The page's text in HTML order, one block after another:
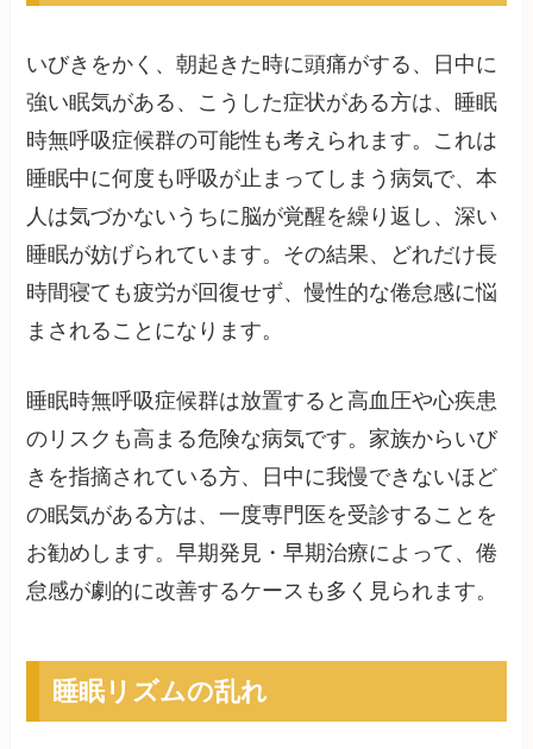
いびきをかく、朝起きた時に頭痛がする、日中に
強い眠気がある、こうした症状がある方は、睡眠
時無呼吸症候群の可能性も考えられます。これは
睡眠中に何度も呼吸が止まってしまう病気で、本
人は気づかないうちに脳が覚醒を繰り返し、深い
睡眠が妨げられています。その結果、どれだけ長
時間寝ても疲労が回復せず、慢性的な倦怠感に悩
まされることになります。
睡眠時無呼吸症候群は放置すると高血圧や心疾患
のリスクも高まる危険な病気です。家族からいび
きを指摘されている方、日中に我慢できないほど
の眠気がある方は、一度専門医を受診することを
お勧めします。早期発見・早期治療によって、倦
怠感が劇的に改善するケースも多く見られます。
睡眠リズムの乱れ